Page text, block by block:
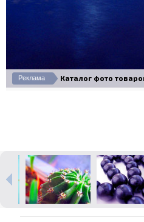
Печать в
Реклама Каталог фото